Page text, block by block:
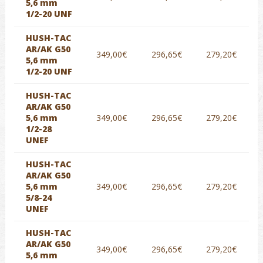
5,6 mm
1/2-20 UNF
HUSH-TAC
AR/AK G50
5,6 mm
1/2-20 UNF
349,00€ 296,65€ 279,20€
HUSH-TAC
AR/AK G50
5,6 mm
1/2-28
UNEF
349,00€ 296,65€ 279,20€
HUSH-TAC
AR/AK G50
5,6 mm
5/8-24
UNEF
349,00€ 296,65€ 279,20€
HUSH-TAC
AR/AK G50
5,6 mm
349,00€ 296,65€ 279,20€